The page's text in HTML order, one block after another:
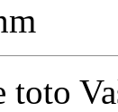
toto